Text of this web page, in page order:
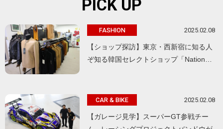
PICK UP
FASHION 2025.02.08
【ショップ探訪】東京・西新宿に知る人
ぞ知る韓国セレクトショップ「Nation…
CAR & BIKE 2025.02.08
【ガレージ見学】スーパーGT参戦チー